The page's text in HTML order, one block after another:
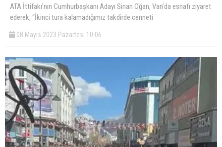
ATA İttifakı’nın Cumhurbaşkanı Adayı Sinan Oğan, Van’da esnafı ziyaret
ederek, “İkinci tura kalamadığımız takdirde cenneti
08 Mayıs 2023 Pazartesi 10:06